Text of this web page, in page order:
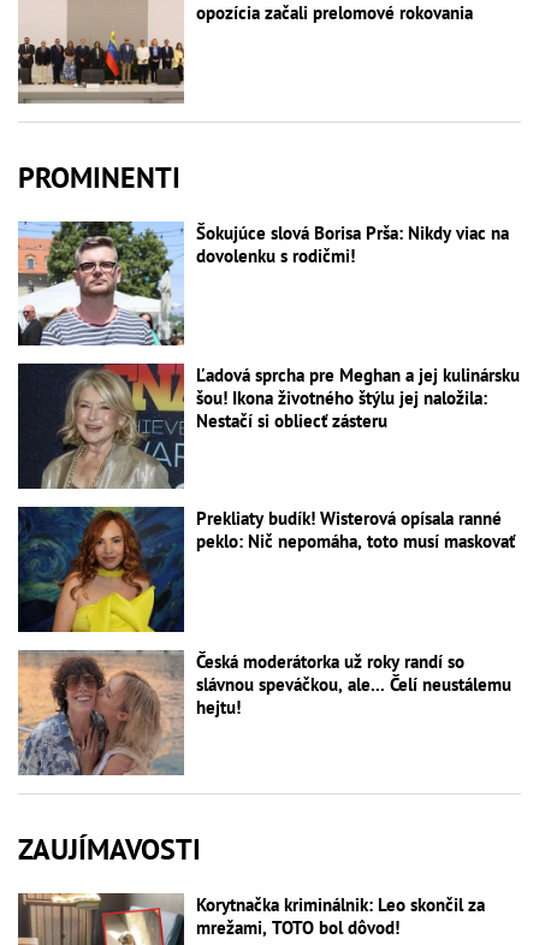
opozícia začali prelomové rokovania
PROMINENTI
Šokujúce slová Borisa Prša: Nikdy viac na
dovolenku s rodičmi!
Ľadová sprcha pre Meghan a jej kulinársku
šou! Ikona životného štýlu jej naložila:
Nestačí si obliecť zásteru
Prekliaty budík! Wisterová opísala ranné
peklo: Nič nepomáha, toto musí maskovať
Česká moderátorka už roky randí so
slávnou speváčkou, ale... Čelí neustálemu
hejtu!
ZAUJÍMAVOSTI
Korytnačka kriminálnik: Leo skončil za
mrežami, TOTO bol dôvod!